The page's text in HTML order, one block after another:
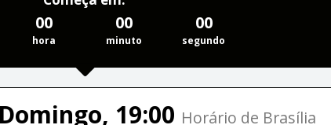
00
hora
00
minuto
00
segundo
19:00 Horário de Brasília